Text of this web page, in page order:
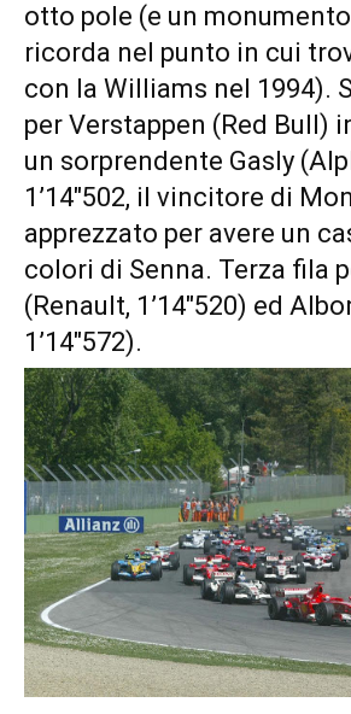
otto pole (e un
ricorda nel punto in cui
con la Williams nel 1994).
per Verstappen (Red Bull)
un sorprendente Gasly
1’14″502, il vincitore di
apprezzato per avere un
colori di Senna. Terza fila
(Renault, 1’14″520) ed
1’14″572).